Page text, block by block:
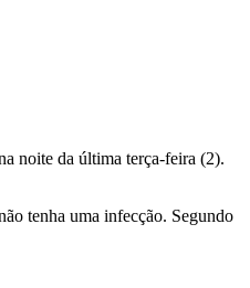
noite da última terça-feira (2).
tenha uma infecção. Segundo